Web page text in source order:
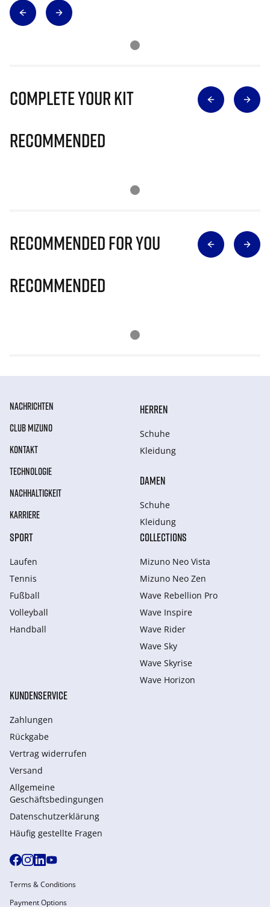
Complete Your Kit
Recommended
Recommended for you
Recommended
NACHRICHTEN
CLUB MIZUNO
KONTAKT
TECHNOLOGIE
NACHHALTIGKEIT
KARRIERE
HERREN
Schuhe
Kleidung
DAMEN
Schuhe
Kleidung
SPORT
Laufen
Tennis
Fußball
Volleyball
Handball
COLLECTIONS
Mizuno Neo Vista
Mizuno Neo Zen
Wave Rebellion Pro
Wave Inspire
Wave Rider
Wave Sky
Wave Skyrise
Wave Horizon
KUNDENSERVICE
Zahlungen
Rückgabe
Vertrag widerrufen
Versand
Allgemeine
Geschäftsbedingungen
Datenschutzerklärung
Häufig gestellte Fragen
Terms & Conditions
Payment Options